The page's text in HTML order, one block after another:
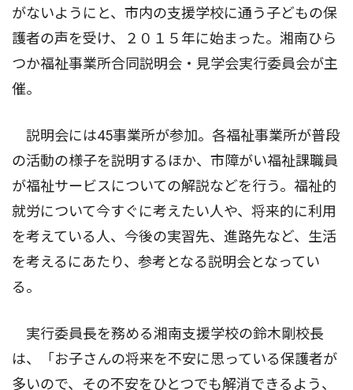
がないようにと、市内の支援学校に通う子どもの保
護者の声を受け、２０１５年に始まった。湘南ひら
つか福祉事業所合同説明会・見学会実行委員会が主
催。
説明会には45事業所が参加。各福祉事業所が普段
の活動の様子を説明するほか、市障がい福祉課職員
が福祉サービスについての解説などを行う。福祉的
就労について今すぐに考えたい人や、将来的に利用
を考えている人、今後の実習先、進路先など、生活
を考えるにあたり、参考となる説明会となってい
る。
実行委員長を務める湘南支援学校の鈴木剛校長
は、「お子さんの将来を不安に思っている保護者が
多いので、その不安をひとつでも解消できるよう、